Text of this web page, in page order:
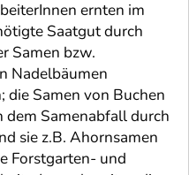
ernten im
Saatgut durch
Samen bzw.
Nadelbäumen
die Samen von Buchen
dem Samenabfall durch
sie z.B. Ahornsamen
Forstgarten- und